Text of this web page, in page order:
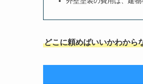
どこに頼めばいいかわから